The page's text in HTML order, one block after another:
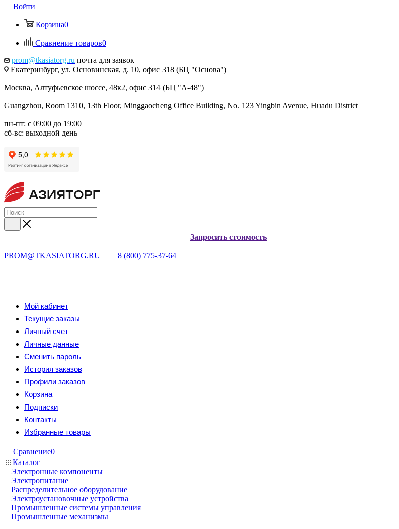
Войти
Корзина0
Сравнение товаров0
prom@tkasiatorg.ru почта для заявок
Екатеринбург, ул. Основинская, д. 10, офис 318 (БЦ "Основа")
Москва, Алтуфьевское шоссе, 48к2, офис 314 (БЦ "А-48")
Guangzhou, Room 1310, 13th Floor, Minggaocheng Office Building, No. 123 Yingbin Avenue, Huadu District
пн-пт: с 09:00 до 19:00
сб-вс: выходной день
PROM@TKASIATORG.RU 8 (800) 775-37-64
Запросить стоимость
Мой кабинет
Текущие заказы
Личный счет
Личные данные
Сменить пароль
История заказов
Профили заказов
Корзина
Подписки
Контакты
Избранные товары
Сравнение0
Каталог
Электронные компоненты
Электропитание
Распределительное оборудование
Электроустановочные устройства
Промышленные системы управления
Промышленные механизмы